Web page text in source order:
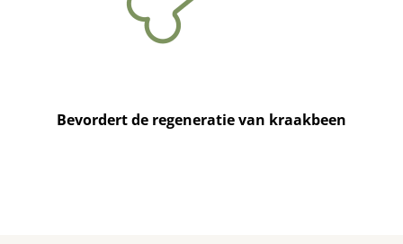
Bevordert de regeneratie van kraakbeen